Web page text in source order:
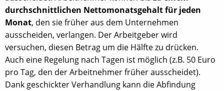
durchschnittlichen Nettomonatsgehalt für jeden
Monat, den sie früher aus dem Unternehmen
ausscheiden, verlangen. Der Arbeitgeber wird
versuchen, diesen Betrag um die Hälfte zu drücken.
Auch eine Regelung nach Tagen ist möglich (z.B. 50 Euro
pro Tag, den der Arbeitnehmer früher ausscheidet).
Dank geschickter Verhandlung kann die Abfindung